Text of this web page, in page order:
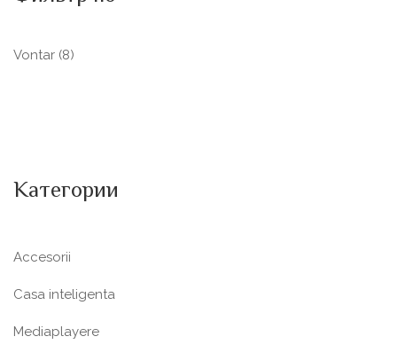
Vontar (8)
Категории
Accesorii
Casa inteligenta
Mediaplayere